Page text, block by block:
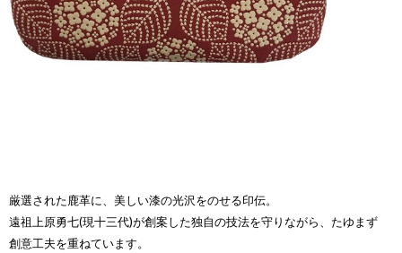
厳選された鹿革に、美しい漆の光沢をのせる印伝。
遠祖上原勇七(現十三代)が創案した独自の技法を守りながら、たゆまず
創意工夫を重ねています。